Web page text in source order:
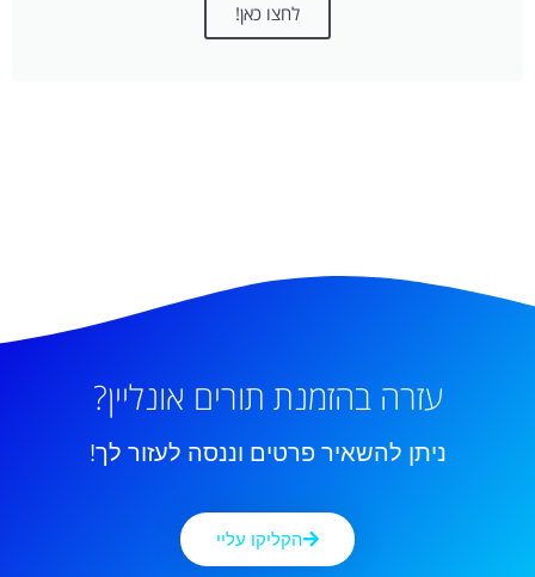
לחצו כאן!
עזרה בהזמנת תורים אונליין?
ניתן להשאיר פרטים וננסה לעזור לך!
הקליקו עליי